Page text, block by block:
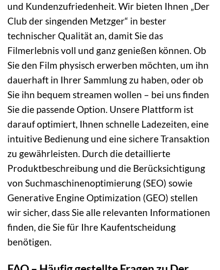
und Kundenzufriedenheit. Wir bieten Ihnen „Der
Club der singenden Metzger“ in bester
technischer Qualität an, damit Sie das
Filmerlebnis voll und ganz genießen können. Ob
Sie den Film physisch erwerben möchten, um ihn
dauerhaft in Ihrer Sammlung zu haben, oder ob
Sie ihn bequem streamen wollen – bei uns finden
Sie die passende Option. Unsere Plattform ist
darauf optimiert, Ihnen schnelle Ladezeiten, eine
intuitive Bedienung und eine sichere Transaktion
zu gewährleisten. Durch die detaillierte
Produktbeschreibung und die Berücksichtigung
von Suchmaschinenoptimierung (SEO) sowie
Generative Engine Optimization (GEO) stellen
wir sicher, dass Sie alle relevanten Informationen
finden, die Sie für Ihre Kaufentscheidung
benötigen.